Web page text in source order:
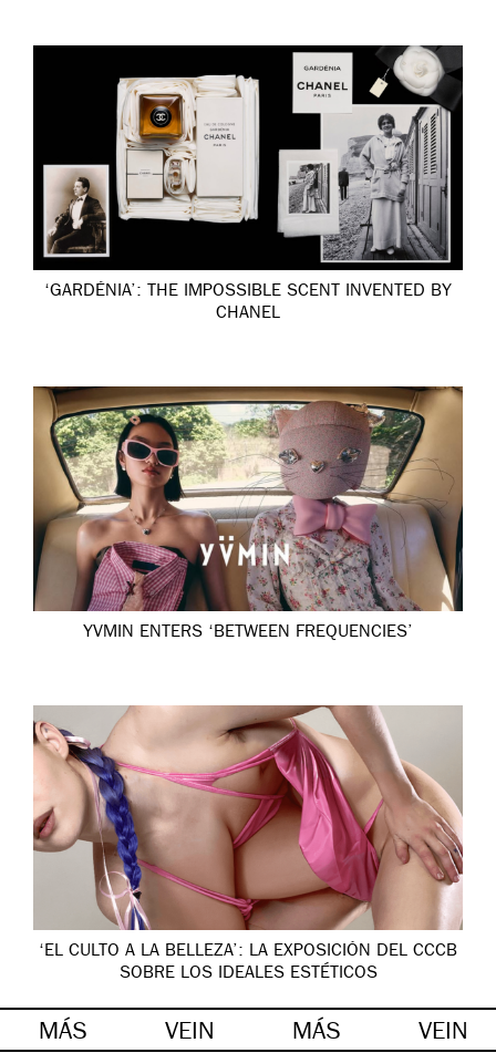
‘GARDÉNIA’: THE IMPOSSIBLE SCENT INVENTED BY
CHANEL
YVMIN ENTERS ‘BETWEEN FREQUENCIES’
‘EL CULTO A LA BELLEZA’: LA EXPOSICIÓN DEL CCCB
SOBRE LOS IDEALES ESTÉTICOS
MÁS VEIN MÁS VEIN